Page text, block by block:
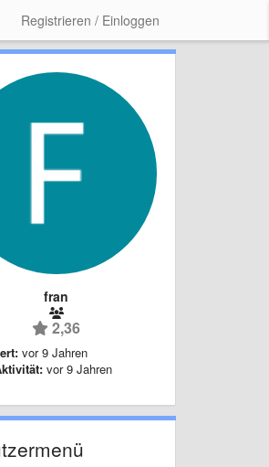
Registrieren / Einloggen
fran
2,36
vor 9 Jahren
vor 9 Jahren